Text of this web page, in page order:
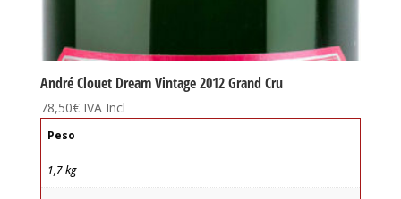
André Clouet Dream Vintage 2012 Grand Cru
78,50€ IVA Incl
Peso
1,7 kg